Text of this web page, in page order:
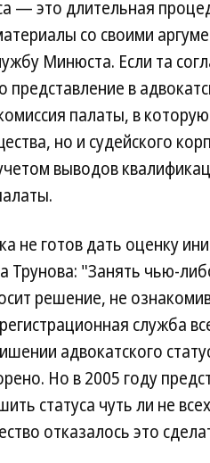
— это длительная
со своими
Минюста. Если та
представление в
палаты, в
но и судейского
выводов
не готов дать оценку
Трунова: "Занять чью-
решение, не
служба
адвокатского
Но в 2005 году
статуса чуть ли не
отказалось это